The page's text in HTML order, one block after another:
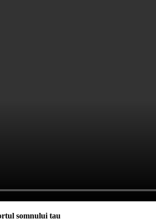
somnului tau